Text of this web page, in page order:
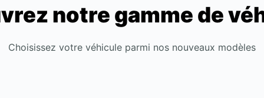
notre gamme de
Choisissez votre véhicule parmi nos nouveaux modèles